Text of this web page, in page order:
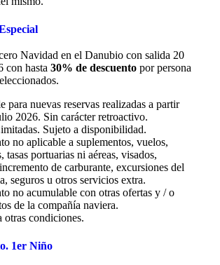
Navidad en el Danubio con salida 20
con hasta 30% de descuento por persona
para nuevas reservas realizadas a partir
2026. Sin carácter retroactivo.
Sujeto a disponibilidad.
no aplicable a suplementos, vuelos,
tasas portuarias ni aéreas, visados,
de carburante, excursiones del
seguros u otros servicios extra.
no acumulable con otras ofertas y / o
de la compañía naviera.
otras condiciones.
1er Niño